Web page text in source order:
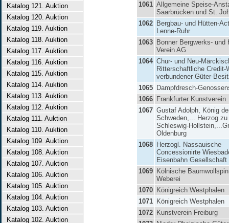
Katalog 121. Auktion
Katalog 120. Auktion
Katalog 119. Auktion
Katalog 118. Auktion
Katalog 117. Auktion
Katalog 116. Auktion
Katalog 115. Auktion
Katalog 114. Auktion
Katalog 113. Auktion
Katalog 112. Auktion
Katalog 111. Auktion
Katalog 110. Auktion
Katalog 109. Auktion
Katalog 108. Auktion
Katalog 107. Auktion
Katalog 106. Auktion
Katalog 105. Auktion
Katalog 104. Auktion
Katalog 103. Auktion
Katalog 102. Auktion
1061 Allgemeine Speise-
Saarbrücken und St.
1062 Bergbau- und Hütten-
Lenne-Ruhr
1063 Bonner Bergwerks- und
Verein AG
1064 Chur- und Neu-
Ritterschaftliche Credit-
verbundener Güter-
1065 Dampfdresch-
1066 Frankfurter Kunstverein
1067 Gustaf Adolph, König
Schweden,... Herzog zu
Schleswig-
Oldenburg
1068 Herzogl. Nassauische
Concessionirte
Eisenbahn Gesellschaft
1069 Kölnische
Weberei
1070 Königreich Westphalen
1071 Königreich Westphalen
1072 Kunstverein Freiburg